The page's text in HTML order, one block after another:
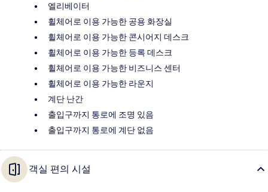
엘리베이터
휠체어로 이용 가능한 공용 화장실
휠체어로 이용 가능한 콘시어지 데스크
휠체어로 이용 가능한 등록 데스크
휠체어로 이용 가능한 비즈니스 센터
휠체어로 이용 가능한 라운지
계단 난간
출입구까지 통로에 조명 있음
출입구까지 통로에 계단 없음
객실 편의 시설